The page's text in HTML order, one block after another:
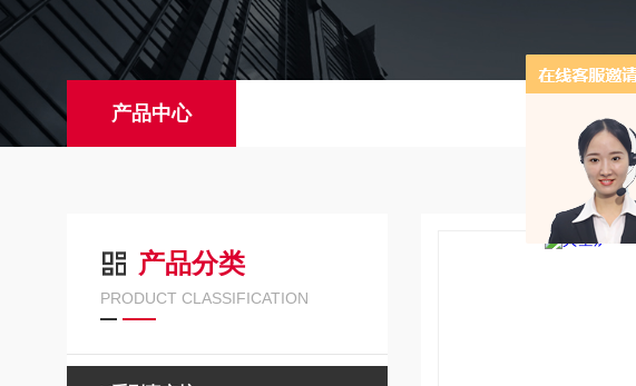
产品中心
产品分类
PRODUCT CLASSIFICATION